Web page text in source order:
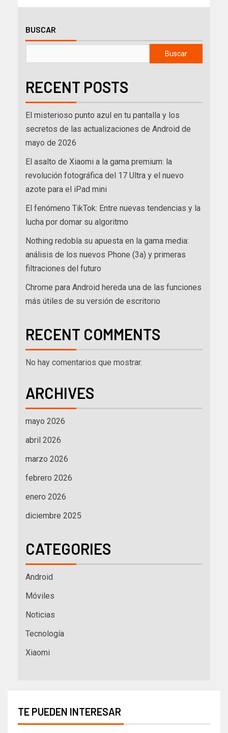
BUSCAR
Buscar
RECENT POSTS
El misterioso punto azul en tu pantalla y los
secretos de las actualizaciones de Android de
mayo de 2026
El asalto de Xiaomi a la gama premium: la
revolución fotográfica del 17 Ultra y el nuevo
azote para el iPad mini
El fenómeno TikTok: Entre nuevas tendencias y la
lucha por domar su algoritmo
Nothing redobla su apuesta en la gama media:
análisis de los nuevos Phone (3a) y primeras
filtraciones del futuro
Chrome para Android hereda una de las funciones
más útiles de su versión de escritorio
RECENT COMMENTS
No hay comentarios que mostrar.
ARCHIVES
mayo 2026
abril 2026
marzo 2026
febrero 2026
enero 2026
diciembre 2025
CATEGORIES
Android
Móviles
Noticias
Tecnología
Xiaomi
TE PUEDEN INTERESAR